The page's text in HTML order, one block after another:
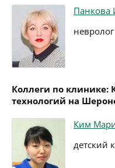
Панкова
невролог
Коллеги по клинике:
технологий на
Ким
детский